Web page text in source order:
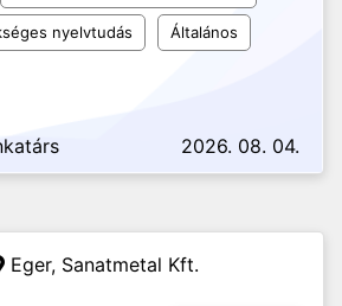
nyelvtudás Általános
2026. 08. 04.
Eger, Sanatmetal Kft.